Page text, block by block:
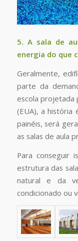
5. A sala de
energia do que
Geralmente,
parte da
escola projetada
(EUA), a
painéis, será
as salas de aula
Para conseguir
estrutura das
natural e da
condicionado ou